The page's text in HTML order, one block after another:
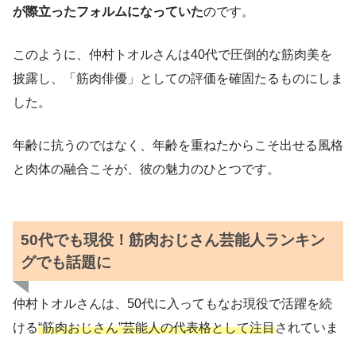
が際立ったフォルムになっていたのです。
このように、仲村トオルさんは40代で圧倒的な筋肉美を
披露し、「筋肉俳優」としての評価を確固たるものにしま
した。
年齢に抗うのではなく、年齢を重ねたからこそ出せる風格
と肉体の融合こそが、彼の魅力のひとつです。
50代でも現役！筋肉おじさん芸能人ランキン
グでも話題に
仲村トオルさんは、50代に入ってもなお現役で活躍を続
ける“筋肉おじさん”芸能人の代表格として注目されていま